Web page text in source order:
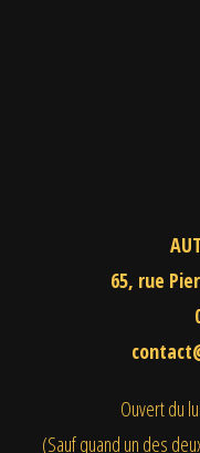
65, rue
Ouvert du
(Sauf quand un des